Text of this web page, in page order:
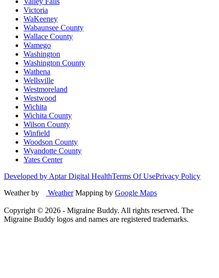
Victoria
WaKeeney
Wabaunsee County
Wallace County
Wamego
Washington
Washington County
Wathena
Wellsville
Westmoreland
Westwood
Wichita
Wichita County
Wilson County
Winfield
Woodson County
Wyandotte County
Yates Center
Developed by Aptar Digital HealthTerms Of UsePrivacy Policy
Weather by
WeatherMapping by Google Maps
Copyright © 2026 - Migraine Buddy. All rights reserved. The
Migraine Buddy logos and names are registered trademarks.